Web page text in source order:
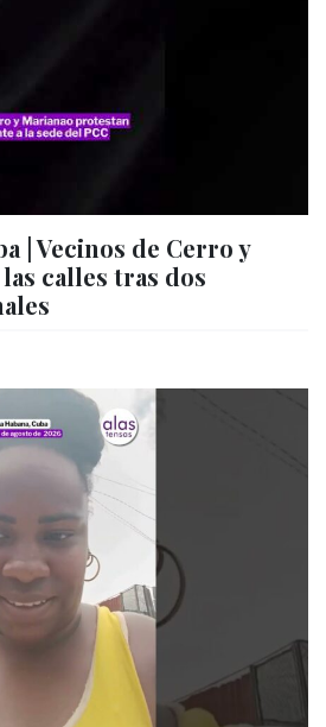
| Vecinos de Cerro y
calles tras dos